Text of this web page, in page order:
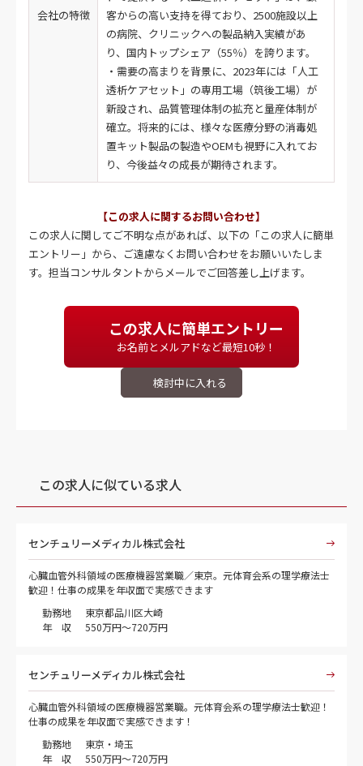
会社の特徴
客からの高い支持を得ており、2500施設以上
の病院、クリニックへの製品納入実績があ
り、国内トップシェア（55％）を誇ります。
・需要の高まりを背景に、2023年には「人工
透析ケアセット」の専用工場（筑後工場）が
新設され、品質管理体制の拡充と量産体制が
確立。将来的には、様々な医療分野の消毒処
置キット製品の製造やOEMも視野に入れてお
り、今後益々の成長が期待されます。
【この求人に関するお問い合わせ】
この求人に関してご不明な点があれば、以下の「この求人に簡単
エントリー」から、ご遠慮なくお問い合わせをお願いいたしま
す。担当コンサルタントからメールでご回答差し上げます。
この求人に簡単エントリー
お名前とメルアドなど最短10秒！
この求人に似ている求人
センチュリーメディカル株式会社
心臓血管外科領域の医療機器営業職／東京。元体育会系の理学療法士
歓迎！仕事の成果を年収面で実感できます
勤務地
東京都品川区大崎
年 収
550万円～720万円
センチュリーメディカル株式会社
心臓血管外科領域の医療機器営業職。元体育会系の理学療法士歓迎！
仕事の成果を年収面で実感できます！
勤務地
東京・埼玉
年 収
550万円～720万円